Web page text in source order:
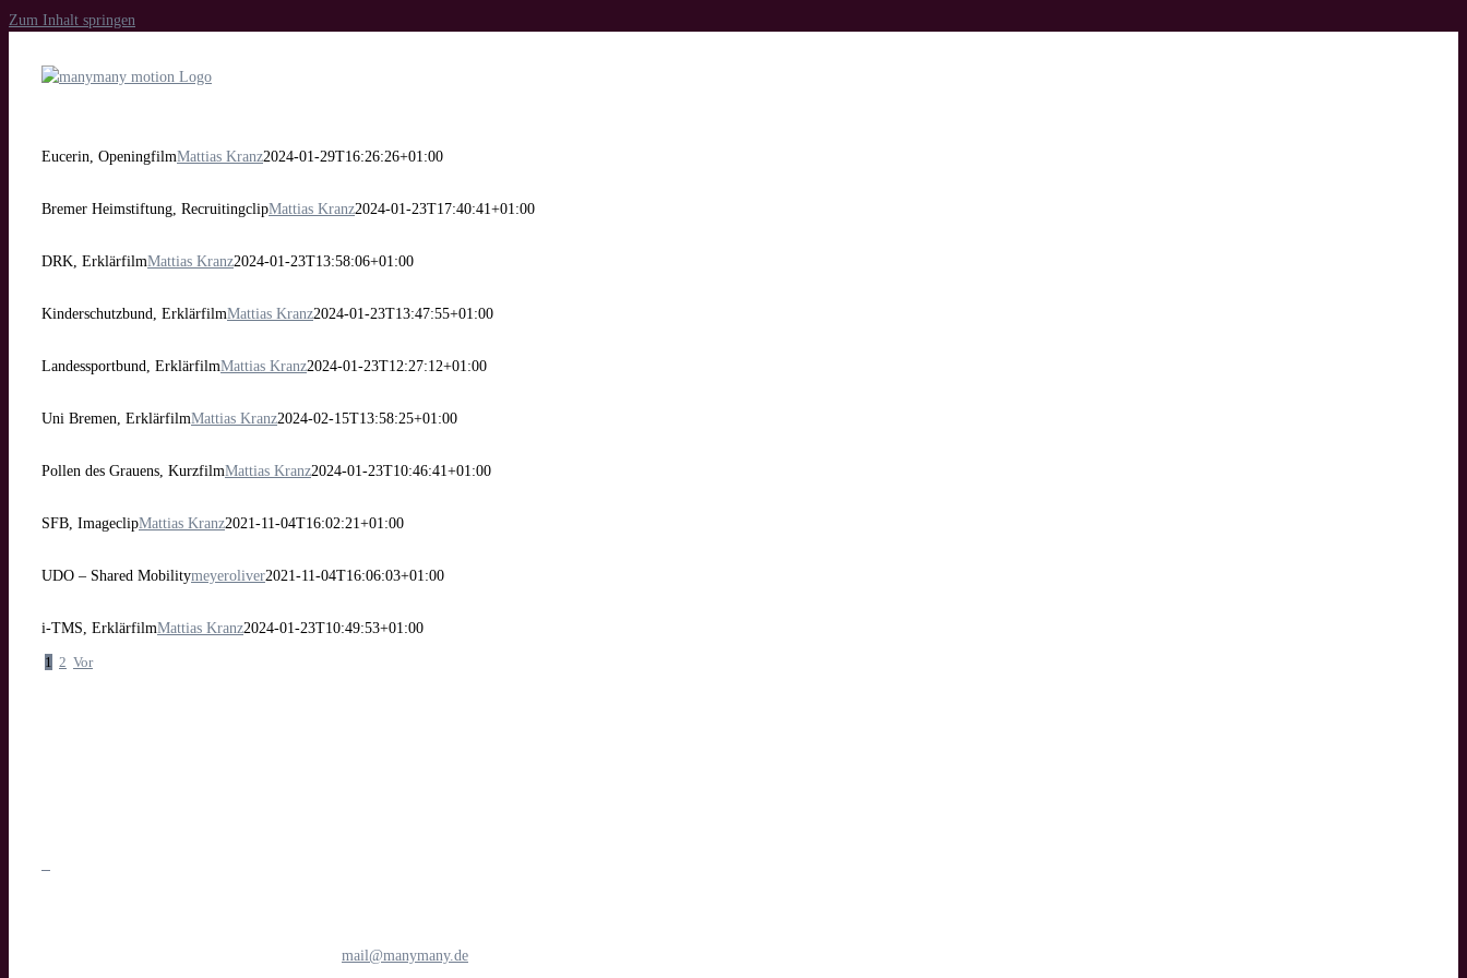
Zum Inhalt springen
Eucerin, OpeningfilmMattias Kranz2024-01-29T16:26:26+01:00
Bremer Heimstiftung, RecruitingclipMattias Kranz2024-01-23T17:40:41+01:00
DRK, ErklärfilmMattias Kranz2024-01-23T13:58:06+01:00
Kinderschutzbund, ErklärfilmMattias Kranz2024-01-23T13:47:55+01:00
Landessportbund, ErklärfilmMattias Kranz2024-01-23T12:27:12+01:00
Uni Bremen, ErklärfilmMattias Kranz2024-02-15T13:58:25+01:00
Pollen des Grauens, KurzfilmMattias Kranz2024-01-23T10:46:41+01:00
SFB, ImageclipMattias Kranz2021-11-04T16:02:21+01:00
UDO – Shared Mobilitymeyeroliver2021-11-04T16:06:03+01:00
i-TMS, ErklärfilmMattias Kranz2024-01-23T10:49:53+01:00
1 2 Vor
mail@manymany.de